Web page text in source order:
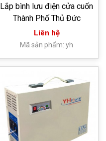
Lắp bình lưu điện cửa cuốn
Thành Phố Thủ Đức
Liên hệ
Mã sản phẩm: yh